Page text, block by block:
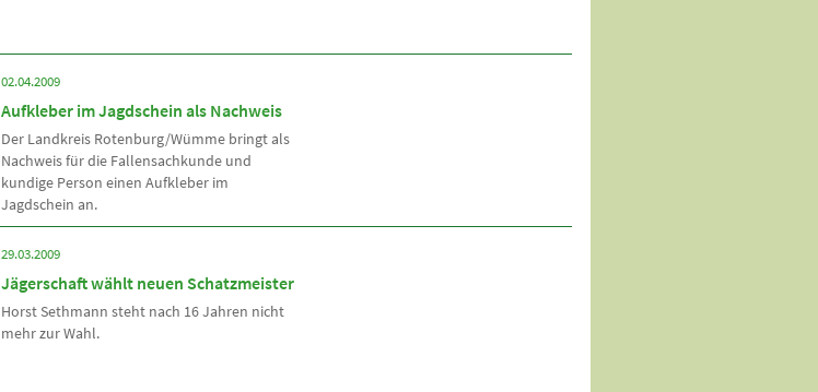
02.04.2009
Aufkleber im Jagdschein als Nachweis
Der Landkreis Rotenburg/Wümme bringt als
Nachweis für die Fallensachkunde und
kundige Person einen Aufkleber im
Jagdschein an.
29.03.2009
Jägerschaft wählt neuen Schatzmeister
Horst Sethmann steht nach 16 Jahren nicht
mehr zur Wahl.